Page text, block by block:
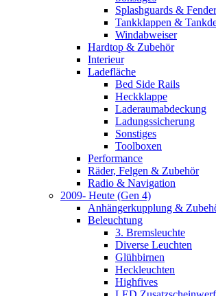
Splashguards &
Tankklappen &
Windabweiser
Hardtop & Zubehör
Interieur
Ladefläche
Bed Side Rails
Heckklappe
Laderaumabdeckung
Ladungssicherung
Sonstiges
Toolboxen
Performance
Räder, Felgen & Zubehör
Radio & Navigation
2009- Heute (Gen 4)
Anhängerkupplung &
Beleuchtung
3. Bremsleuchte
Diverse Leuchten
Glühbirnen
Heckleuchten
Highfives